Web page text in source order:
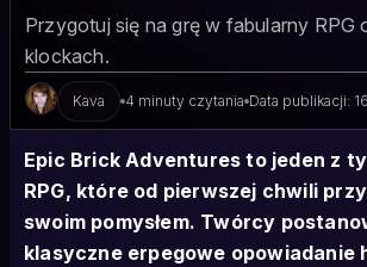
Przygotuj się na grę w fabularny RPG
klockach.
Kava 4 minuty czytania Data publikacji:
Epic Brick Adventures to jeden z
RPG, które od pierwszej chwili
swoim pomysłem. Twórcy
klasyczne erpegowe opowiadanie